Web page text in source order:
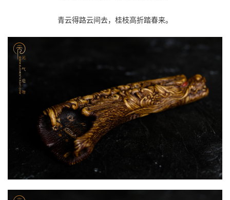
青云得路云间去，桂枝高折踏春来。